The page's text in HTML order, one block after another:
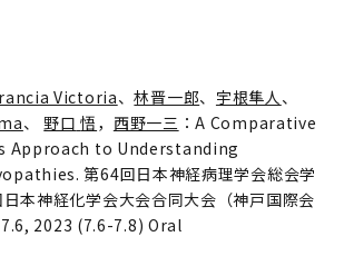
Victoria、林晋一郎、 宇根隼人、
、野口 悟 ， 西野一三 ：A Comparative
Approach to Understanding
第64回日本神経病理学会総会学
本神経化学会大会合同大会（神戸国際会
2023 (7.6-7.8) Oral